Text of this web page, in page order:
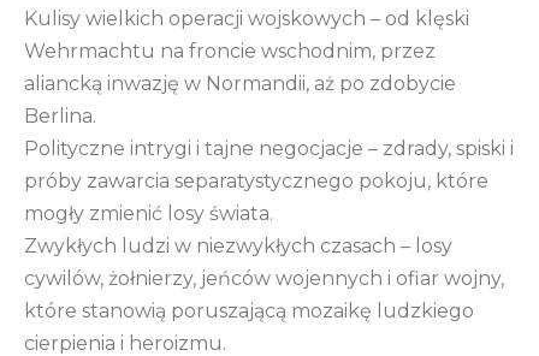
Kulisy wielkich operacji wojskowych – od klęski
Wehrmachtu na froncie wschodnim, przez
aliancką inwazję w Normandii, aż po zdobycie
Berlina.
Polityczne intrygi i tajne negocjacje – zdrady, spiski i
próby zawarcia separatystycznego pokoju, które
mogły zmienić losy świata.
Zwykłych ludzi w niezwykłych czasach – losy
cywilów, żołnierzy, jeńców wojennych i ofiar wojny,
które stanowią poruszającą mozaikę ludzkiego
cierpienia i heroizmu.